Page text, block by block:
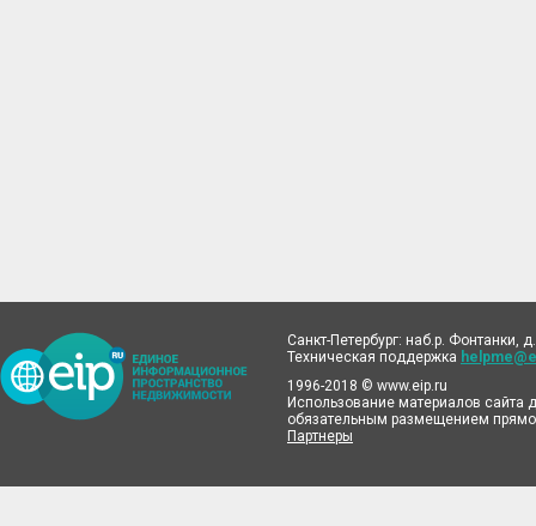
Санкт-Петербург: наб.р. Фонтанки,
Техническая поддержка
1996-2018 © www.eip.ru
Использование материалов сайта
обязательным размещением
Партнеры